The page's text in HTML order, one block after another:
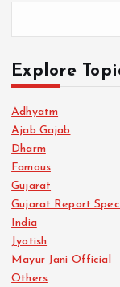
Explore
Adhyatm
Ajab Gajab
Dharm
Famous
Gujarat
Gujarat Report
India
Jyotish
Mayur Jani Official
Others